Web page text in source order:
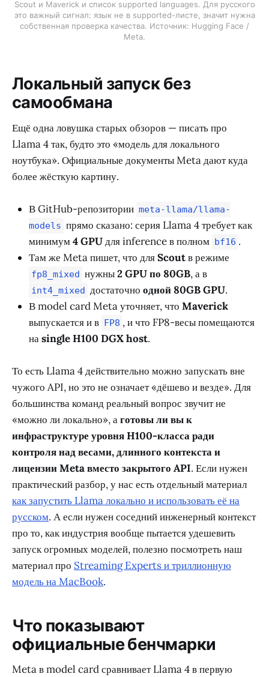
Scout и Maverick и список supported languages. Для русского
это важный сигнал: язык не в supported-листе, значит нужна
собственная проверка качества. Источник: Hugging Face /
Meta.
Локальный запуск без
самообмана
Ещё одна ловушка старых обзоров — писать про
Llama 4 так, будто это «модель для локального
ноутбука». Официальные документы Meta дают куда
более жёсткую картину.
В GitHub-репозитории meta-llama/llama-
models прямо сказано: серия Llama 4 требует как
минимум4 GPUдля inference в полном bf16 .
Там же Meta пишет, что дляScoutв режиме
fp8_mixed нужны2 GPU по 80GB, а в
int4_mixed достаточно одной 80GB GPU.
В model card Meta уточняет, что Maverick
выпускается и в FP8 , и что FP8-весы помещаются
наsingle H100 DGX host.
То есть Llama 4 действительно можно запускать вне
чужого API, но это не означает «дёшево и везде». Для
большинства команд реальный вопрос звучит не
«можно ли локально», аготовы ли вы к
инфраструктуре уровня H100-класса ради
контроля над весами, длинного контекста и
лицензии Meta вместо закрытого API. Если нужен
практический разбор, у нас есть отдельный материал
как запустить Llama локально и использовать её на
русском. А если нужен соседний инженерный контекст
про то, как индустрия вообще пытается удешевить
запуск огромных моделей, полезно посмотреть наш
материал про Streaming Experts и триллионную
модель на MacBook.
Что показывают
официальные бенчмарки
Meta в model card сравнивает Llama 4 в первую